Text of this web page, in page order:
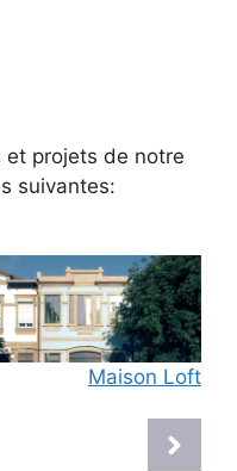
et projets de notre
suivantes:
Maison Loft